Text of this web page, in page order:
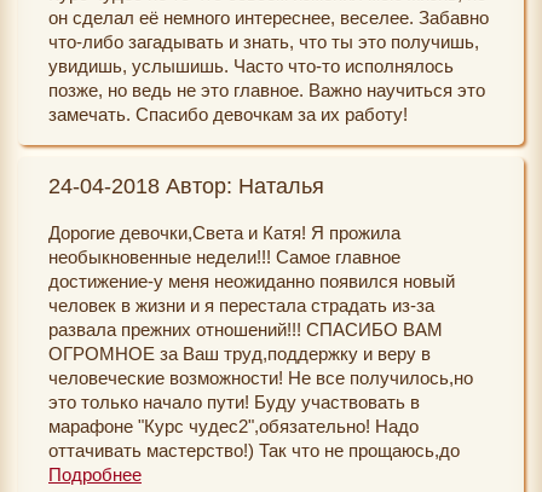
результатах, я только в начале пути. Я обязательно
поделюсь с вами, когда они будут. Вы
непосредственно являетесь причиной позитивных
перемен в моей жизни. несмотря, что ситуация, в
которой я нахожусь критическая,- мое душевное
состояние практически в норме. я позитивна, полна
положение не очень быстро, но укрепляется с
Благодаря марафону я научилась видеть в жизни
позитив. я почувствовала любовь к людям. я
перестала бояться. исчезла тяжесть. тяжесть от
жизни. Чудеса происходили. и самая большая
радость, что я стала относится к этому как к норме.
Так и должно быть. Благодарю вас от всей души. вы
делаете огромное дело. поклон вам до земли.) С
любовью, Ольга. Да, должна признаться. ) Меня
зовут Ольга. Айна- это мое волшебное имя. оно
пришло мне в голову, когда я решила изменить свою
жизнь.
он сделал её немного интереснее, веселее. Забавно
что-либо загадывать и знать, что ты это получишь,
увидишь, услышишь. Часто что-то исполнялось
позже, но ведь не это главное. Важно научиться это
замечать. Спасибо девочкам за их работу!
24-04-2018 Автор: Наталья
Дорогие девочки,Света и Катя! Я прожила
необыкновенные недели!!! Самое главное
достижение-у меня неожиданно появился новый
человек в жизни и я перестала страдать из-за
развала прежних отношений!!! СПАСИБО ВАМ
ОГРОМНОЕ за Ваш труд,поддержку и веру в
человеческие возможности! Не все получилось,но
это только начало пути! Буду участвовать в
марафоне "Курс чудес2",обязательно! Надо
оттачивать мастерство!) Так что не прощаюсь,до
встречи! Всем девочкам-участницам спасибо за
Подробнее